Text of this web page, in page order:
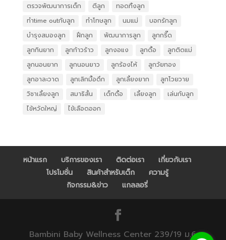
ตรวจพัฒนาการเด็ก
ตีลูก
ทอดทิ้งลูก
ทำtime outกับลูก
ทำโทษลูก นมแม่
บอกรักลูก
บำรุงสมองลูก
ฝึกลูก พัฒนาการลูก
ลูกกรี๊ด
ลูกกินยาก
ลูกก้าวร้าว ลูกงอแง ลูกดื้อ
ลูกติดแม่
ลูกนอนยาก
ลูกนอนยาว ลูกร้องไห้
ลูกวัยทอง
ลูกอาละวาด
ลูกเลิกมื้อดึก ลูกเลี้ยงยาก
ลูกโวยวาย
วิชาเลี้ยงลูก
สมาธิสั้น เด็กดื้อ เลี้ยงลูก
เล่นกับลูก
ไข้หวัดใหญ่
ไข้เลือดออก
หน้าแรก บริการของเรา ติดต่อเรา
เกี่ยวกับเรา
โปรโมชั่น
สินค้าสำหรับเด็ก
ความรู้
กิจกรรม&ข่าว
แกลลอรี่
Bambini Baby Wellness Center 239/19 ม.6